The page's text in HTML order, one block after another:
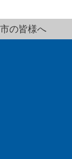
の皆様へ